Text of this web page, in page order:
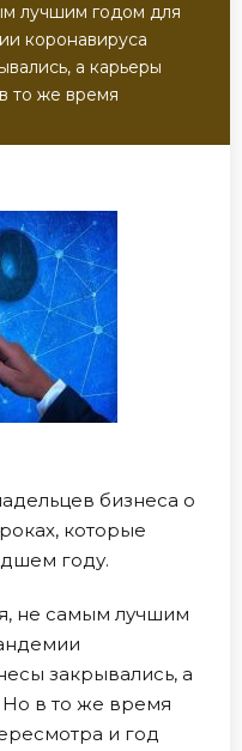
лучшим годом для
коронавируса
а карьеры
то же время
бизнеса о
которые
году.
не самым лучшим
закрывались, а
в то же время
и год